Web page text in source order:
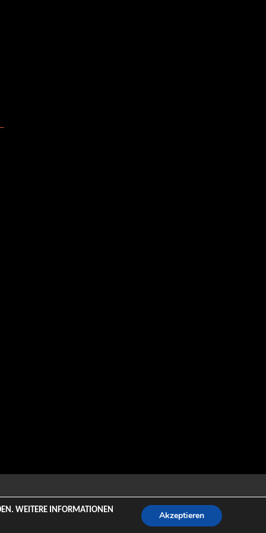
WEITERE INFORMATIONEN Akzeptieren